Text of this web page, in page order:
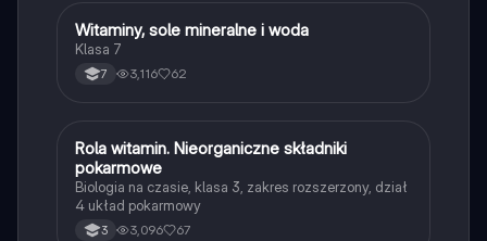
Idealne dla studentów technik weterynarii i
zootechniki.
Biologia
Witaminy, sole mineralne i woda
Klasa 7
7 3,116 62
Biologia
Rola witamin. Nieorganiczne składniki
pokarmowe
Biologia na czasie, klasa 3, zakres rozszerzony, dział
4 układ pokarmowy
3 3,096 67